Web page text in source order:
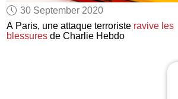
30 September 2020
À Paris, une attaque terroriste ravive les
blessures de Charlie Hebdo